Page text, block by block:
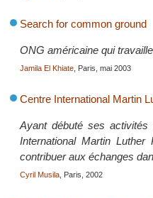
Search for common ground
ONG américaine qui
Jamila El Khiate , Paris, mai 2003
Centre International Martin
Ayant débuté ses
International Martin
contribuer aux échanges
Cyril Musila , Paris, 2002